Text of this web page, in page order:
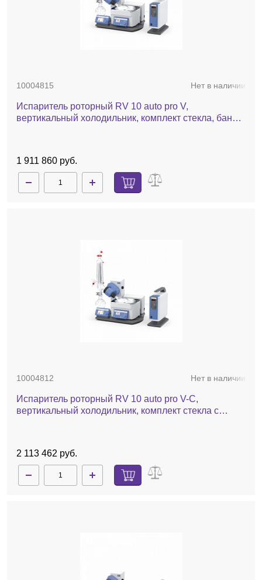
10004815 Нет в наличии
Испаритель роторный RV 10 auto pro V,
вертикальный холодильник, комплект стекла, баня,
1 911 860 руб.
10004812 Нет в наличии
Испаритель роторный RV 10 auto pro V-C,
вертикальный холодильник, комплект стекла c
2 113 462 руб.